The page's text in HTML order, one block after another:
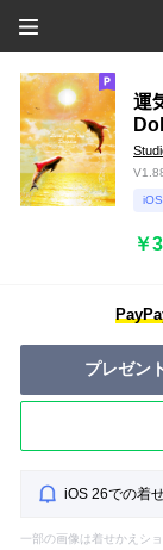
運
￥
プレゼン
iOS 26での着
一部の画像は着せかえシ